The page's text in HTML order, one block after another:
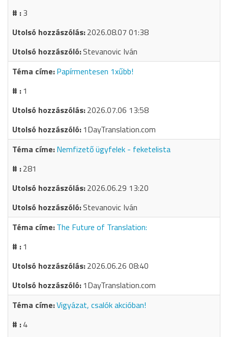
3
2026.08.07 01:38
Stevanovic Iván
Papírmentesen 1xűbb!
1
2026.07.06 13:58
1DayTranslation.com
Nemfizető ügyfelek - feketelista
281
2026.06.29 13:20
Stevanovic Iván
The Future of Translation:
1
2026.06.26 08:40
1DayTranslation.com
Vigyázat, csalók akcióban!
4